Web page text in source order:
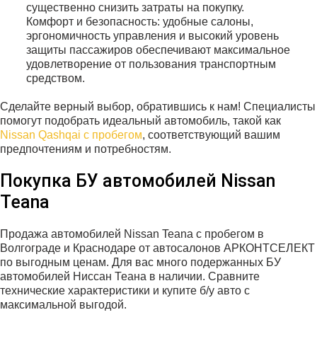
существенно снизить затраты на покупку.
Комфорт и безопасность: удобные салоны,
эргономичность управления и высокий уровень
защиты пассажиров обеспечивают максимальное
удовлетворение от пользования транспортным
средством.
Сделайте верный выбор, обратившись к нам! Специалисты
помогут подобрать идеальный автомобиль, такой как
Nissan Qashqai с пробегом, соответствующий вашим
предпочтениям и потребностям.
Покупка БУ автомобилей Nissan
Teana
Продажа автомобилей Nissan Teana с пробегом в
Волгограде и Краснодаре от автосалонов АРКОНТСЕЛЕКТ
по выгодным ценам. Для вас много подержанных БУ
автомобилей Ниссан Теана в наличии. Сравните
технические характеристики и купите б/у авто с
максимальной выгодой.